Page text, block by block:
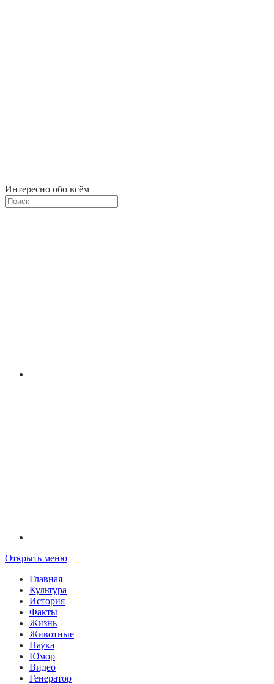
Интересно обо всём
Открыть меню
Главная
Культура
История
Факты
Жизнь
Животные
Наука
Юмор
Видео
Генератор